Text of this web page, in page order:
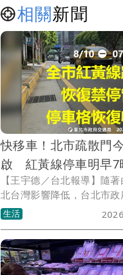
相關新聞
快移車！北市疏散門
啟 紅黃線停車明早7
【王宇德／台北報導】隨
北台灣影響降低，台北市
日）宣布，北市疏散門將
續開啟，部分疏散門周邊原
黃線路段，也將恢復禁停
須在明天（10日）上午7時
將依法拖吊、開罰。
生活